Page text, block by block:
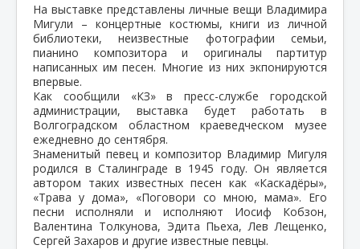
На выставке представлены личные вещи Владимира
Мигули – концертные костюмы, книги из личной
библиотеки, неизвестные фотографии семьи,
пианино композитора и оригиналы партитур
написанных им песен. Многие из них экпонируются
впервые.
Как сообщили «КЗ» в пресс-службе городской
администрации, выставка будет работать в
Волгоградском областном краеведческом музее
ежедневно до сентября.
Знаменитый певец и композитор Владимир Мигуля
родился в Сталинграде в 1945 году. Он является
автором таких известных песен как «Каскадёры»,
«Трава у дома», «Поговори со мною, мама». Его
песни исполняли и исполняют Иосиф Кобзон,
Валентина Толкунова, Эдита Пьеха, Лев Лещенко,
Сергей Захаров и другие известные певцы.